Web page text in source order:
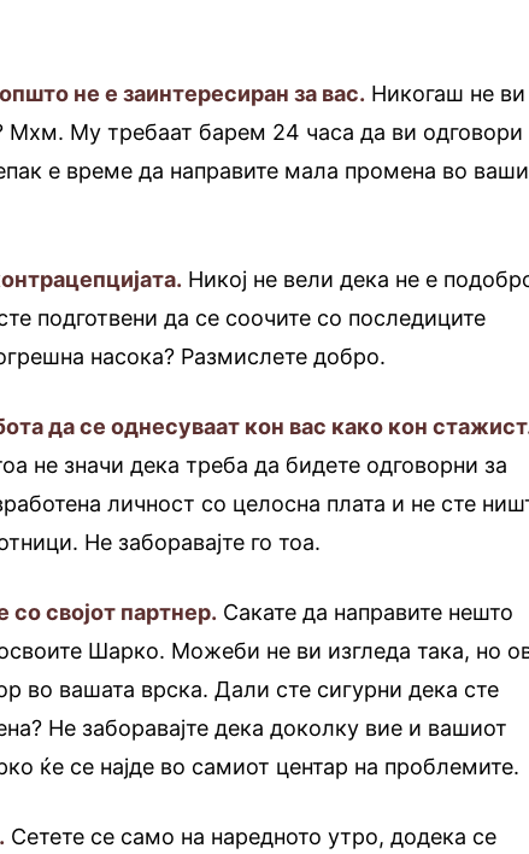
не е заинтересиран за вас. Никогаш не ви
Му требаат барем 24 часа да ви одговори
е време да направите мала промена во
Никој не вели дека не е
подготвени да се соочите со последиците
насока? Размислете добро.
да се однесуваат кон вас како кон
не значи дека треба да бидете одговорни за
личност со целосна плата и не сте
Не заборавајте го тоа.
својот партнер. Сакате да направите нешто
Шарко. Можеби не ви изгледа така, но
во вашата врска. Дали сте сигурни дека сте
Не заборавајте дека доколку вие и вашиот
ќе се најде во самиот центар на проблемите.
Сетете се само на наредното утро, додека се